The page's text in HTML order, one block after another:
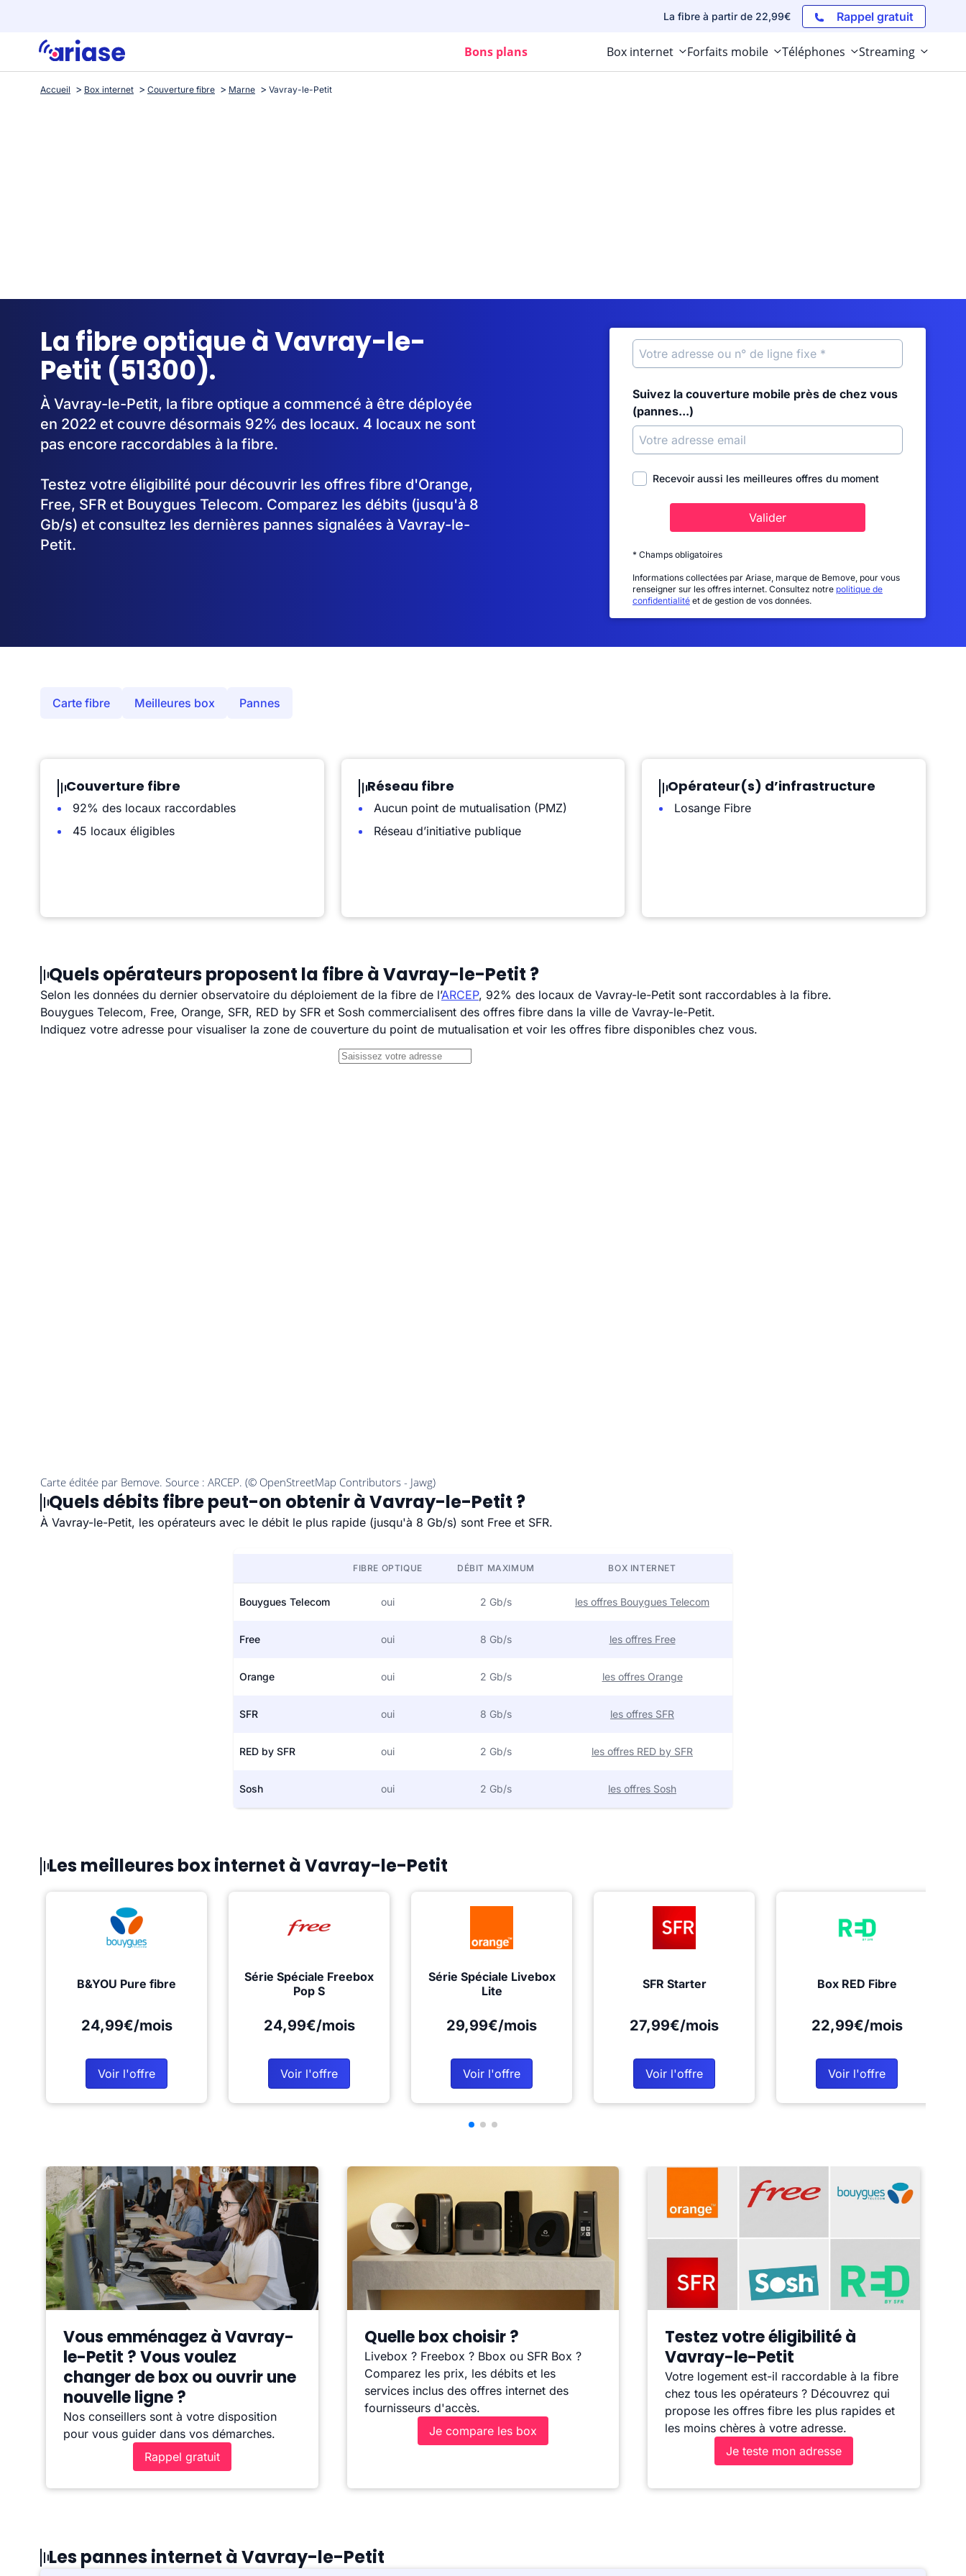
La fibre à partir de 22,99€ Rappel gratuit
Bons plans Box internet Forfaits mobile Téléphones Streaming
Accueil Box internet Couverture fibre Marne Vavray-le-Petit
La fibre optique à Vavray-le-
Petit (51300).
À Vavray-le-Petit, la fibre optique a commencé à être déployée
en 2022 et couvre désormais 92% des locaux. 4 locaux ne sont
pas encore raccordables à la fibre.
Testez votre éligibilité pour découvrir les offres fibre d'Orange,
Free, SFR et Bouygues Telecom. Comparez les débits (jusqu'à 8
Gb/s) et consultez les dernières pannes signalées à Vavray-le-
Petit.
Suivez la couverture mobile près de chez vous
(pannes...)
Recevoir aussi les meilleures offres du moment
Valider
* Champs obligatoires
Informations collectées par Ariase, marque de Bemove, pour vous
renseigner sur les offres internet. Consultez notre politique de
confidentialité et de gestion de vos données.
Carte fibre Meilleures box Pannes
Couverture fibre
92% des locaux raccordables
45 locaux éligibles
Réseau fibre
Aucun point de mutualisation (PMZ)
Réseau d’initiative publique
Opérateur(s) d’infrastructure
Losange Fibre
Quels opérateurs proposent la fibre à Vavray-le-Petit ?
Selon les données du dernier observatoire du déploiement de la fibre de l’ARCEP, 92% des locaux de Vavray-le-Petit sont raccordables à la fibre.
Bouygues Telecom, Free, Orange, SFR, RED by SFR et Sosh commercialisent des offres fibre dans la ville de Vavray-le-Petit.
Indiquez votre adresse pour visualiser la zone de couverture du point de mutualisation et voir les offres fibre disponibles chez vous.
Quels débits fibre peut-on obtenir à Vavray-le-Petit ?
À Vavray-le-Petit, les opérateurs avec le débit le plus rapide (jusqu'à 8 Gb/s) sont Free et SFR.
FIBRE OPTIQUE DÉBIT MAXIMUM BOX INTERNET
Bouygues Telecom oui 2 Gb/s les offres Bouygues Telecom
Free oui 8 Gb/s les offres Free
Orange oui 2 Gb/s les offres Orange
SFR oui 8 Gb/s les offres SFR
RED by SFR oui 2 Gb/s les offres RED by SFR
Sosh oui 2 Gb/s les offres Sosh
Les meilleures box internet à Vavray-le-Petit
B&YOU Pure fibre
24,99€/mois
Voir l'offre
Série Spéciale Freebox
Pop S
24,99€/mois
Voir l'offre
Série Spéciale Livebox
Lite
29,99€/mois
Voir l'offre
SFR Starter
27,99€/mois
Voir l'offre
Box RED Fibre
22,99€/mois
Voir l'offre
Vous emménagez à Vavray-
le-Petit ? Vous voulez
changer de box ou ouvrir une
nouvelle ligne ?
Nos conseillers sont à votre disposition
pour vous guider dans vos démarches.
Rappel gratuit
Quelle box choisir ?
Livebox ? Freebox ? Bbox ou SFR Box ?
Comparez les prix, les débits et les
services inclus des offres internet des
fournisseurs d'accès.
Je compare les box
Testez votre éligibilité à
Vavray-le-Petit
Votre logement est-il raccordable à la fibre
chez tous les opérateurs ? Découvrez qui
propose les offres fibre les plus rapides et
les moins chères à votre adresse.
Je teste mon adresse
Les pannes internet à Vavray-le-Petit